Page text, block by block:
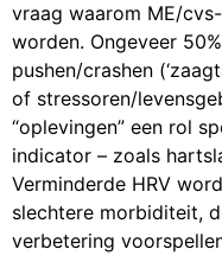
vraag waarom ME/
worden. Ongeveer
pushen/crashen
of stressoren/
“oplevingen” een rol
indicator – zoals
Verminderde HRV
slechtere morbiditeit,
verbetering